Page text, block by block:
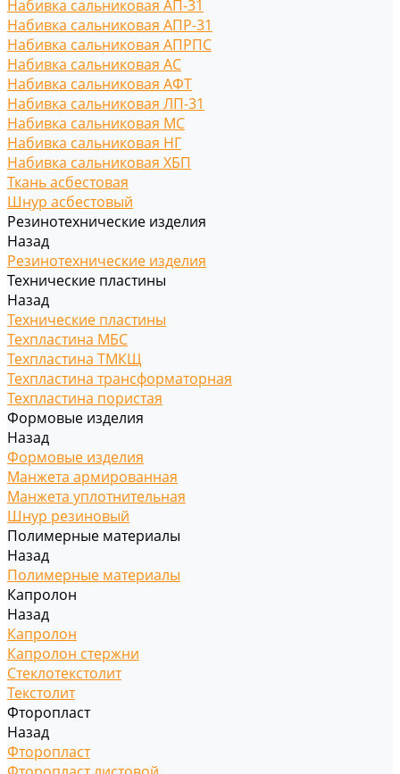
Набивка сальниковая АП-31
Набивка сальниковая АПР-31
Набивка сальниковая АПРПС
Набивка сальниковая АС
Набивка сальниковая АФТ
Набивка сальниковая ЛП-31
Набивка сальниковая МС
Набивка сальниковая НГ
Набивка сальниковая ХБП
Ткань асбестовая
Шнур асбестовый
Резинотехнические изделия
Назад
Резинотехнические изделия
Технические пластины
Назад
Технические пластины
Техпластина МБС
Техпластина ТМКЩ
Техпластина трансформаторная
Техпластина пористая
Формовые изделия
Назад
Формовые изделия
Манжета армированная
Манжета уплотнительная
Шнур резиновый
Полимерные материалы
Назад
Полимерные материалы
Капролон
Назад
Капролон
Капролон стержни
Стеклотекстолит
Текстолит
Фторопласт
Назад
Фторопласт